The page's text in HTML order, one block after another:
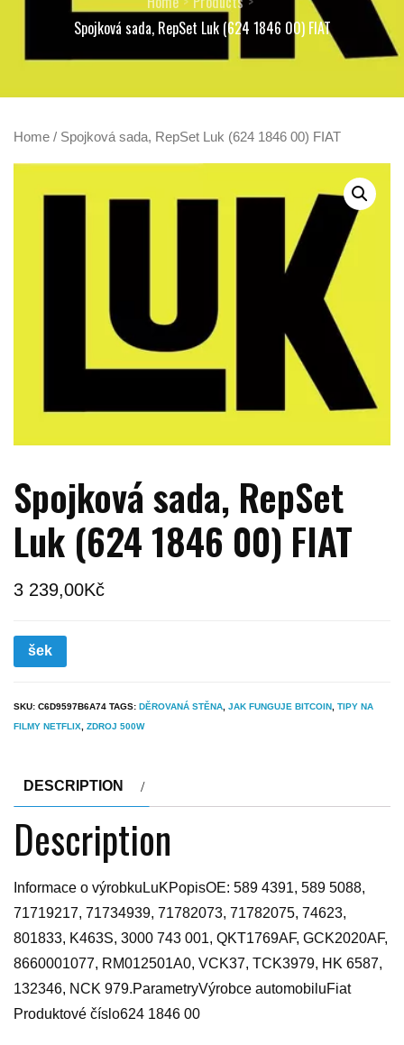
Spojková sada, RepSet Luk (624 1846 00) FIAT
Home / Spojková sada, RepSet Luk (624 1846 00) FIAT
Spojková sada, RepSet
Luk (624 1846 00) FIAT
3 239,00Kč
šek
SKU: C6D9597B6A74 TAGS: DĚROVANÁ STĚNA, JAK FUNGUJE BITCOIN, TIPY NA
FILMY NETFLIX, ZDROJ 500W
DESCRIPTION
Description
Informace o výrobkuLuKPopisOE: 589 4391, 589 5088,
71719217, 71734939, 71782073, 71782075, 74623,
801833, K463S, 3000 743 001, QKT1769AF, GCK2020AF,
8660001077, RM012501A0, VCK37, TCK3979, HK 6587,
132346, NCK 979.ParametryVýrobce automobiluFiat
Produktové číslo624 1846 00